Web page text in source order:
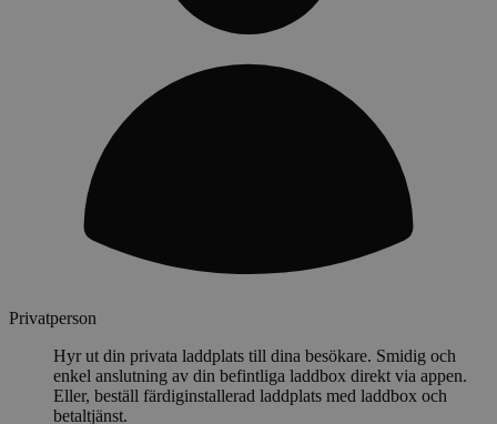
Privatperson
Hyr ut din privata laddplats till dina besökare. Smidig och
enkel anslutning av din befintliga laddbox direkt via appen.
Eller, beställ färdiginstallerad laddplats med laddbox och
betaltjänst.